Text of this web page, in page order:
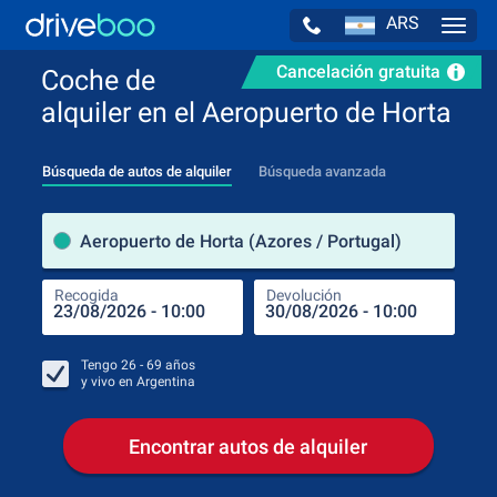
ARS
Cancelación gratuita
Coche de
alquiler en el Aeropuerto de Horta
Búsqueda de autos de alquiler Búsqueda avanzada
Aeropuerto de Horta (Azores / Portugal)
Recogida Devolución
Tengo 26 - 69 años
y vivo en Argentina
Encontrar autos de alquiler